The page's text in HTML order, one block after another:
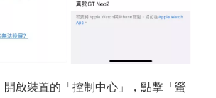
開啟裝置的「控制中心」，點擊「螢